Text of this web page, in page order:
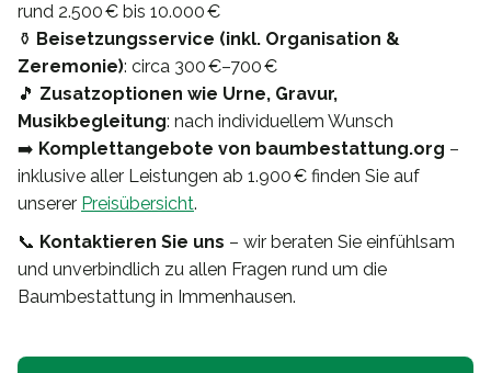
rund 2.500 € bis 10.000 €
⚱️ Beisetzungsservice (inkl. Organisation &
Zeremonie): circa 300 €–700 €
🎵 Zusatzoptionen wie Urne, Gravur,
Musikbegleitung: nach individuellem Wunsch
➡️ Komplettangebote von baumbestattung.org –
inklusive aller Leistungen ab 1.900 € finden Sie auf
unserer Preisübersicht.
📞 Kontaktieren Sie uns – wir beraten Sie einfühlsam
und unverbindlich zu allen Fragen rund um die
Baumbestattung in Immenhausen.